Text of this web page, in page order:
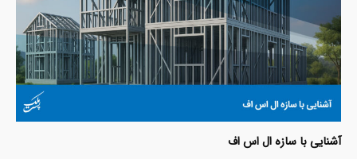
آشنایی با سازه ال اس اف